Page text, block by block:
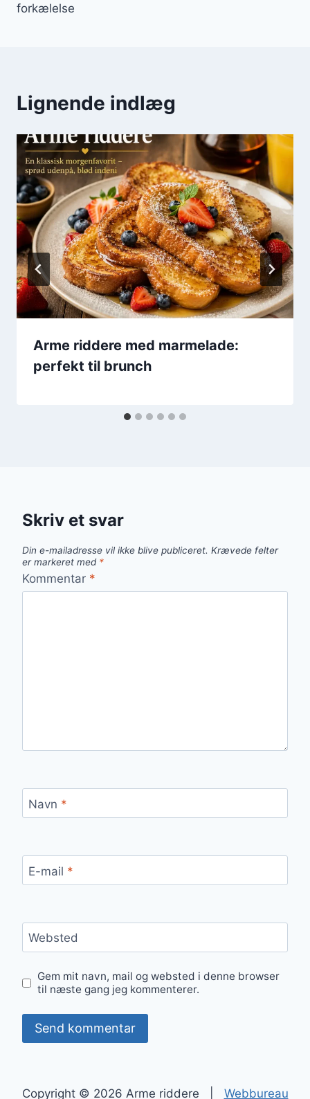
forkælelse
Lignende indlæg
Arme riddere med marmelade:
perfekt til brunch
Skriv et svar
Din e-mailadresse vil ikke blive publiceret. Krævede felter
er markeret med *
Kommentar *
Navn *
E-mail *
Websted
Gem mit navn, mail og websted i denne browser
til næste gang jeg kommenterer.
Copyright © 2026 Arme riddere | Webbureau